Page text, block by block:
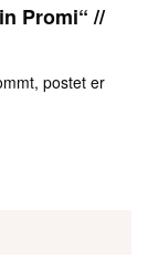
Promi“ //
postet er